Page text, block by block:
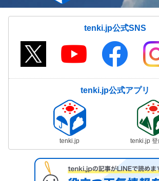
tenki.jp公式SNS
tenki.jp公式アプリ
tenki.jp tenki.jp